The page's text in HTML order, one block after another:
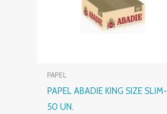
PAPEL
PAPEL ABADIE KING SIZE SLIM-
50 UN.